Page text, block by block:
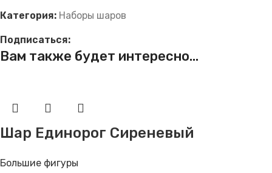
Категория: Наборы шаров
Подписаться:
Вам также будет интересно…
Шар Единорог Сиреневый
Большие фигуры